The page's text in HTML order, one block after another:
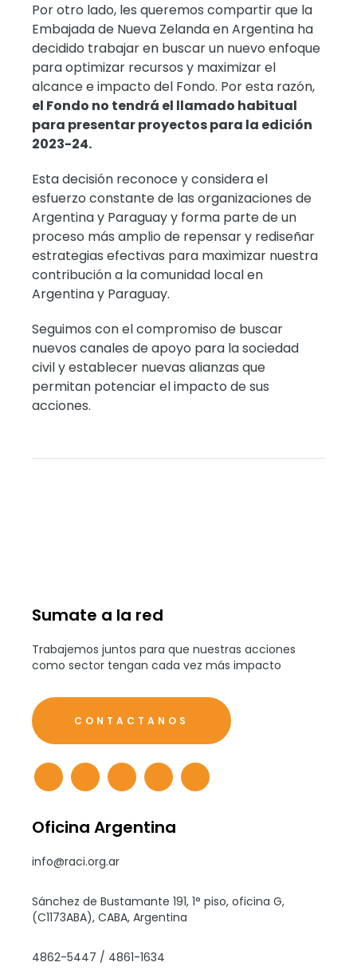
Por otro lado, les queremos compartir que la
Embajada de Nueva Zelanda en Argentina ha
decidido trabajar en buscar un nuevo enfoque
para optimizar recursos y maximizar el
alcance e impacto del Fondo. Por esta razón,
el Fondo no tendrá el llamado habitual
para presentar proyectos para la edición
2023-24.
Esta decisión reconoce y considera el
esfuerzo constante de las organizaciones de
Argentina y Paraguay y forma parte de un
proceso más amplio de repensar y rediseñar
estrategias efectivas para maximizar nuestra
contribución a la comunidad local en
Argentina y Paraguay.
Seguimos con el compromiso de buscar
nuevos canales de apoyo para la sociedad
civil y establecer nuevas alianzas que
permitan potenciar el impacto de sus
acciones.
Sumate a la red
Trabajemos juntos para que nuestras acciones
como sector tengan cada vez más impacto
CONTACTANOS
Oficina Argentina
info@raci.org.ar
Sánchez de Bustamante 191, 1° piso, oficina G,
(C1173ABA), CABA, Argentina
4862-5447 / 4861-1634